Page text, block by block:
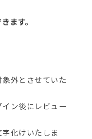
ます。
外とさせていた
イン後にレビュー
化けいたしま